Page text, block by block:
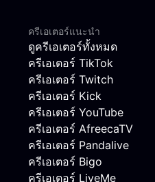
ครีเอเตอร์แนะนำ
ดูครีเอเตอร์ทั้งหมด
ครีเอเตอร์ TikTok
ครีเอเตอร์ Twitch
ครีเอเตอร์ Kick
ครีเอเตอร์ YouTube
ครีเอเตอร์ AfreecaTV
ครีเอเตอร์ Pandalive
ครีเอเตอร์ Bigo
ครีเอเตอร์ LiveMe